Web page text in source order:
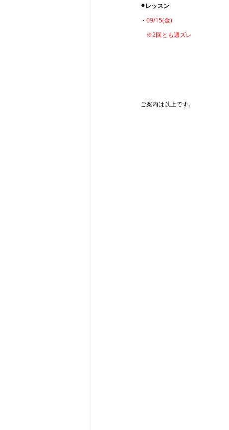
⚫︎レッスン
・ 09/15(金)
※2回とも週ズレ
ご案内は以上です。